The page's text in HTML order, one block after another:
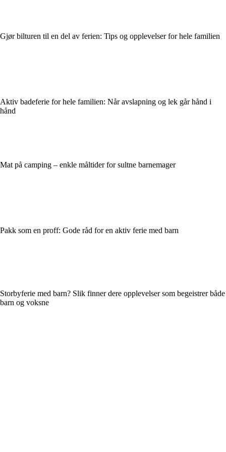
Gjør bilturen til en del av ferien: Tips og opplevelser for hele familien
Aktiv badeferie for hele familien: Når avslapning og lek går hånd i
hånd
Mat på camping – enkle måltider for sultne barnemager
Pakk som en proff: Gode råd for en aktiv ferie med barn
Storbyferie med barn? Slik finner dere opplevelser som begeistrer både
barn og voksne